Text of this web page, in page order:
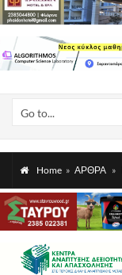
Go to...
Home » ΑΡΘΡΑ »